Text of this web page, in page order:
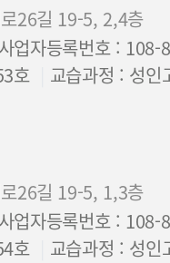
26길 19-5, 2,4층
사업자등록번호 : 108-
호
교습과정 : 성인
26길 19-5, 1,3층
사업자등록번호 : 108-
호
교습과정 : 성인